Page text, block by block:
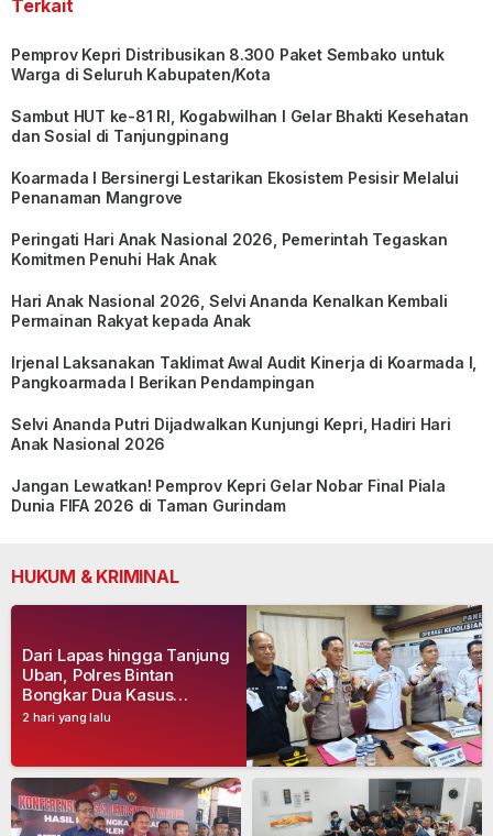
Terkait
Pemprov Kepri Distribusikan 8.300 Paket Sembako untuk
Warga di Seluruh Kabupaten/Kota
Sambut HUT ke-81 RI, Kogabwilhan I Gelar Bhakti Kesehatan
dan Sosial di Tanjungpinang
Koarmada I Bersinergi Lestarikan Ekosistem Pesisir Melalui
Penanaman Mangrove
Peringati Hari Anak Nasional 2026, Pemerintah Tegaskan
Komitmen Penuhi Hak Anak
Hari Anak Nasional 2026, Selvi Ananda Kenalkan Kembali
Permainan Rakyat kepada Anak
Irjenal Laksanakan Taklimat Awal Audit Kinerja di Koarmada I,
Pangkoarmada I Berikan Pendampingan
Selvi Ananda Putri Dijadwalkan Kunjungi Kepri, Hadiri Hari
Anak Nasional 2026
Jangan Lewatkan! Pemprov Kepri Gelar Nobar Final Piala
Dunia FIFA 2026 di Taman Gurindam
HUKUM & KRIMINAL
2 hari yang lalu
Dari Lapas hingga Tanjung
Uban, Polres Bintan
Bongkar Dua Kasus
Narkoba, Empat Tersangka